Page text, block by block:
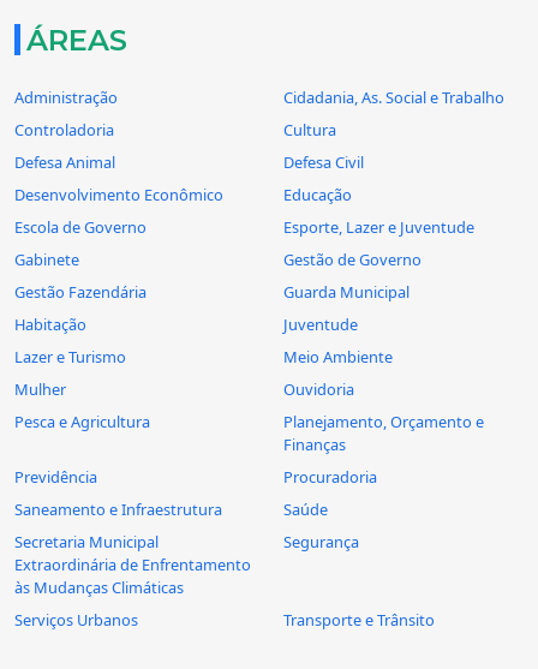
ÁREAS
Administração
Cidadania, As. Social e Trabalho
Controladoria
Cultura
Defesa Animal
Defesa Civil
Desenvolvimento Econômico
Educação
Escola de Governo
Esporte, Lazer e Juventude
Gabinete
Gestão de Governo
Gestão Fazendária
Guarda Municipal
Habitação
Juventude
Lazer e Turismo
Meio Ambiente
Mulher
Ouvidoria
Pesca e Agricultura
Planejamento, Orçamento e
Finanças
Previdência
Procuradoria
Saneamento e Infraestrutura
Saúde
Secretaria Municipal
Extraordinária de Enfrentamento
às Mudanças Climáticas
Segurança
Serviços Urbanos Transporte e Trânsito